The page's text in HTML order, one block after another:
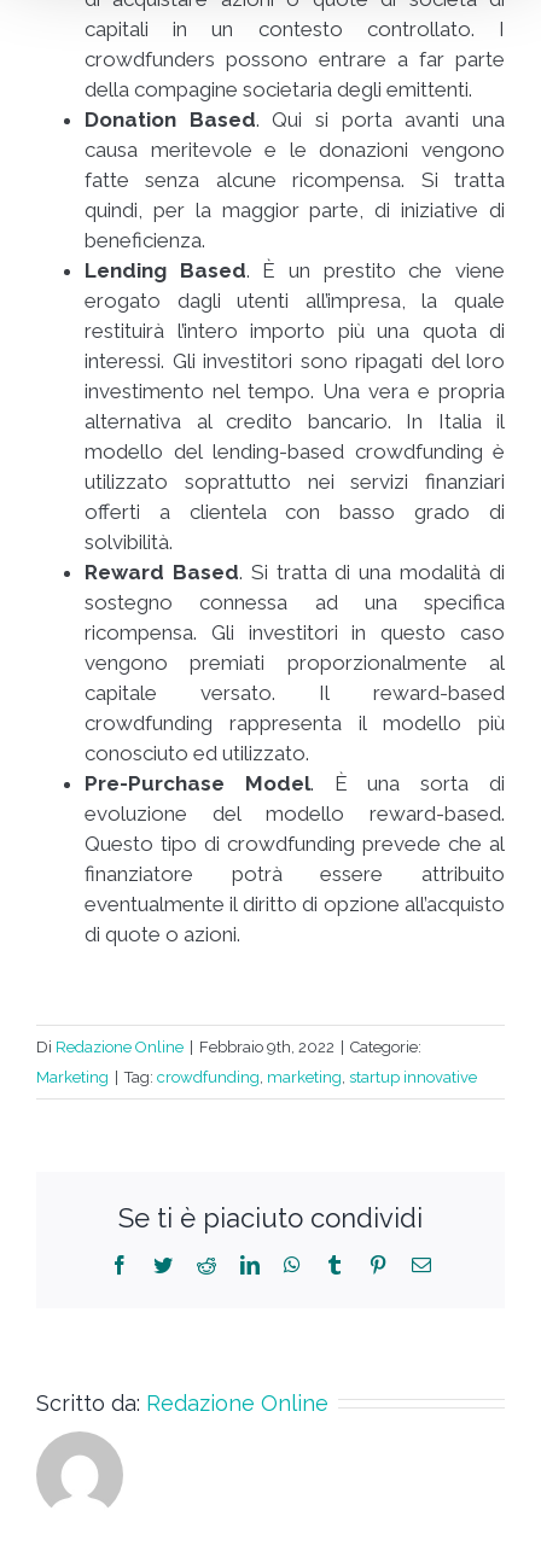
capitali in un contesto controllato. I
crowdfunders possono entrare a far parte
della compagine societaria degli emittenti.
Donation Based. Qui si porta avanti una
causa meritevole e le donazioni vengono
fatte senza alcune ricompensa. Si tratta
quindi, per la maggior parte, di iniziative di
beneficienza.
Lending Based. È un prestito che viene
erogato dagli utenti all’impresa, la quale
restituirà l’intero importo più una quota di
interessi. Gli investitori sono ripagati del loro
investimento nel tempo. Una vera e propria
alternativa al credito bancario. In Italia il
modello del lending-based crowdfunding è
utilizzato soprattutto nei servizi finanziari
offerti a clientela con basso grado di
solvibilità.
Reward Based. Si tratta di una modalità di
sostegno connessa ad una specifica
ricompensa. Gli investitori in questo caso
vengono premiati proporzionalmente al
capitale versato. Il reward-based
crowdfunding rappresenta il modello più
conosciuto ed utilizzato.
Pre-Purchase Model. È una sorta di
evoluzione del modello reward-based.
Questo tipo di crowdfunding prevede che al
finanziatore potrà essere attribuito
eventualmente il diritto di opzione all’acquisto
di quote o azioni.
Di Redazione Online Febbraio 9th, 2022
Categorie:
Marketing
Tag: crowdfunding, marketing, startup innovative
Se ti è piaciuto condividi
Scritto da: Redazione Online